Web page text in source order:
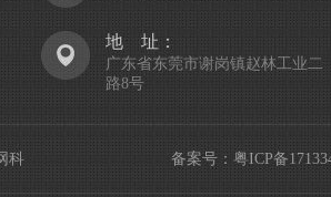
地 址：
广东省东莞市谢岗镇赵林工业二
路8号
科 备案号： 粤ICP备